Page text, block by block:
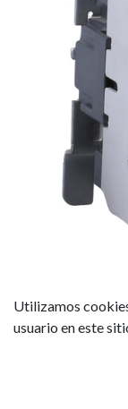
SGC1-
110A).
Utilizamos
usuario en este